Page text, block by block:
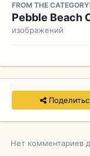
FROM THE CATEGORY:
Pebble Beach
изображений
Нет комментариев